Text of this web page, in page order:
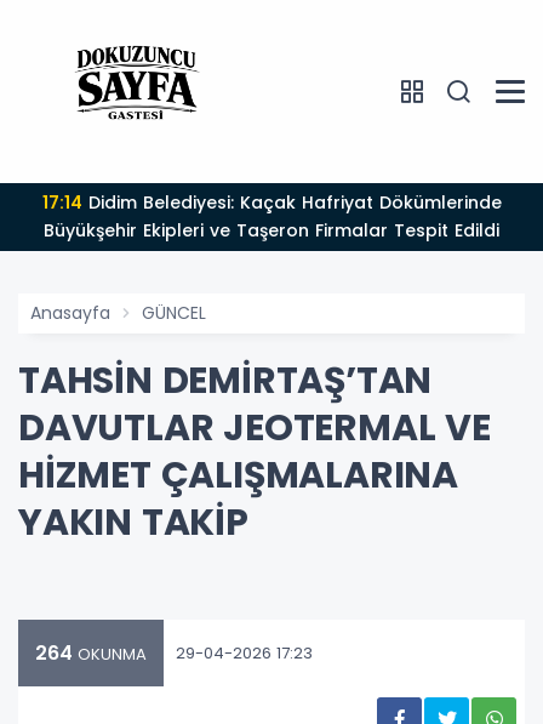
17:14
Büyükşehir Ekipleri ve Taşeron Firmalar Tespit Edildi
Anasayfa GÜNCEL
TAHSİN DEMİRTAŞ’TAN
DAVUTLAR JEOTERMAL VE
HİZMET ÇALIŞMALARINA
YAKIN TAKİP
264 OKUNMA 29-04-2026 17:23